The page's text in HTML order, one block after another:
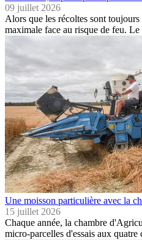
09 juillet 2026
Alors que les récoltes sont
maximale face au risque de feu.
Une moisson particulière avec la
15 juillet 2026
Chaque année, la chambre
micro-parcelles d'essais aux